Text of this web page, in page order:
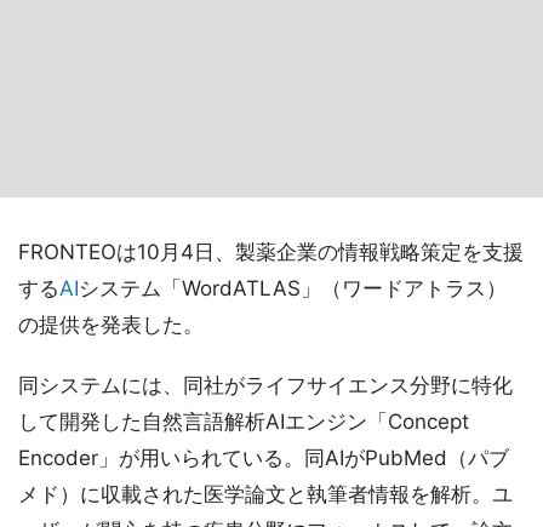
FRONTEOは10月4日、製薬企業の情報戦略策定を支援
するAIシステム「WordATLAS」（ワードアトラス）
の提供を発表した。
同システムには、同社がライフサイエンス分野に特化
して開発した自然言語解析AIエンジン「Concept
Encoder」が用いられている。同AIがPubMed（パブ
メド）に収載された医学論文と執筆者情報を解析。ユ